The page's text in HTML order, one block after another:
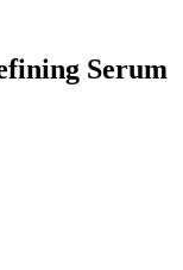
Serum